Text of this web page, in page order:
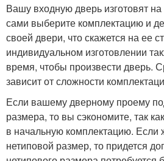
Вашу входную дверь изготовят
сами выберите комплектацию и
своей двери, что скажется на ее
индивидуальном изготовлении
время, чтобы произвести дверь.
зависит от сложности
Если вашему дверному проему
размера, то вы сэкономите, так
в начальную комплектацию. Если
нетиповой размер, то придется